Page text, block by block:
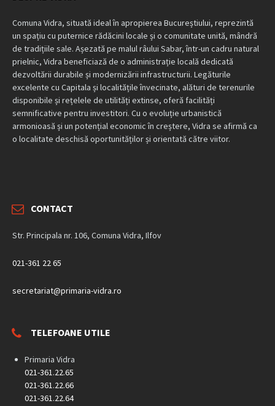
Comuna Vidra, situată ideal în apropierea Bucureștiului, reprezintă
un spațiu cu puternice rădăcini locale și o comunitate unită, mândră
de tradițiile sale. Așezată pe malul râului Sabar, într-un cadru natural
prielnic, Vidra beneficiază de o administrație locală dedicată
dezvoltării durabile și modernizării infrastructurii. Legăturile
excelente cu Capitala și localitățile învecinate, alături de terenurile
disponibile și rețelele de utilități extinse, oferă facilități
semnificative pentru investitori. Cu o evoluție urbanistică
armonioasă și un potențial economic în creștere, Vidra se afirmă ca
o localitate deschisă oportunităților și orientată către viitor.
CONTACT
Str. Principala nr. 106, Comuna Vidra, Ilfov
021-361 22 65
secretariat@primaria-vidra.ro
TELEFOANE UTILE
Primaria Vidra
021-361.22.65
021-361.22.66
021-361.22.64